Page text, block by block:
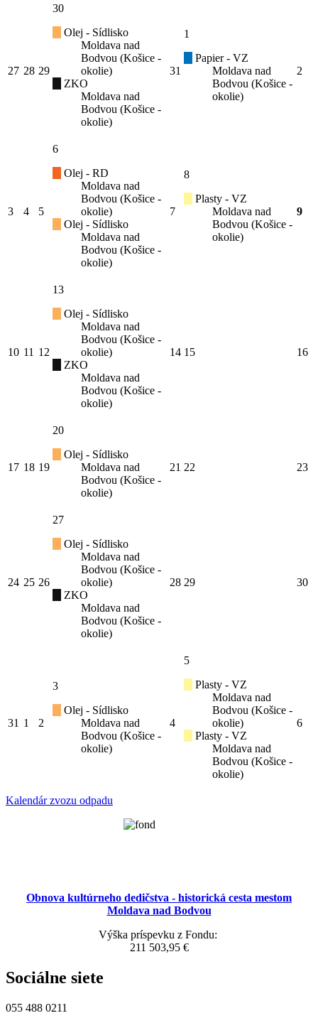
27 28 29
30
Olej - Sídlisko
Moldava nad
Bodvou (Košice -
okolie)
ZKO
Moldava nad
Bodvou (Košice -
okolie)
31
1
Papier - VZ
Moldava nad
Bodvou (Košice -
okolie)
2
3 4 5
6
Olej - RD
Moldava nad
Bodvou (Košice -
okolie)
Olej - Sídlisko
Moldava nad
Bodvou (Košice -
okolie)
7
8
Plasty - VZ
Moldava nad
Bodvou (Košice -
okolie)
9
10 11 12
13
Olej - Sídlisko
Moldava nad
Bodvou (Košice -
okolie)
ZKO
Moldava nad
Bodvou (Košice -
okolie)
14 15 16
17 18 19
20
Olej - Sídlisko
Moldava nad
Bodvou (Košice -
okolie)
21 22 23
24 25 26
27
Olej - Sídlisko
Moldava nad
Bodvou (Košice -
okolie)
ZKO
Moldava nad
Bodvou (Košice -
okolie)
28 29 30
31 1 2
3
Olej - Sídlisko
Moldava nad
Bodvou (Košice -
okolie)
4
5
Plasty - VZ
Moldava nad
Bodvou (Košice -
okolie)
Plasty - VZ
Moldava nad
Bodvou (Košice -
okolie)
6
Kalendár zvozu odpadu
Obnova kultúrneho dedičstva - historická cesta mestom
Moldava nad Bodvou
Výška príspevku z Fondu:
211 503,95 €
Sociálne siete
055 488 0211